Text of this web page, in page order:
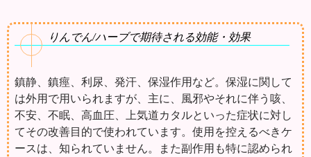
りんでん/ハーブで期待される効能・効果
鎮静、鎮痙、利尿、発汗、保湿作用など。保湿に関して
は外用で用いられますが、主に、風邪やそれに伴う咳、
不安、不眠、高血圧、上気道カタルといった症状に対し
てその改善目的で使われています。使用を控えるべきケ
ースは、知られていません。また副作用も特に認められ